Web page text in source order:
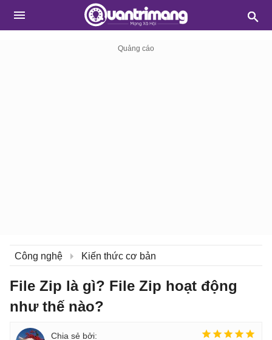
Công nghệ Kiến thức cơ bản
File Zip là gì? File Zip hoạt động
như thế nào?